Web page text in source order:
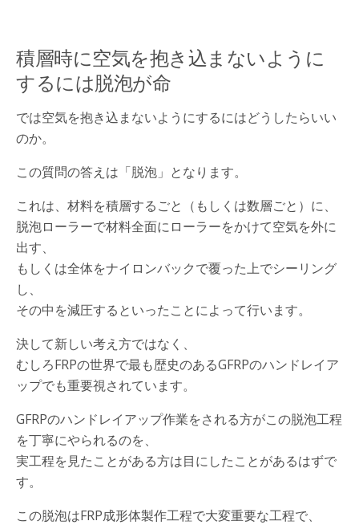
積層時に空気を抱き込まないように
するには脱泡が命
では空気を抱き込まないようにするにはどうしたらいい
のか。
この質問の答えは「脱泡」となります。
これは、材料を積層するごと（もしくは数層ごと）に、
脱泡ローラーで材料全面にローラーをかけて空気を外に
出す、
もしくは全体をナイロンバックで覆った上でシーリング
し、
その中を減圧するといったことによって行います。
決して新しい考え方ではなく、
むしろFRPの世界で最も歴史のあるGFRPのハンドレイア
ップでも重要視されています。
GFRPのハンドレイアップ作業をされる方がこの脱泡工程
を丁寧にやられるのを、
実工程を見たことがある方は目にしたことがあるはずで
す。
この脱泡はFRP成形体製作工程で大変重要な工程で、